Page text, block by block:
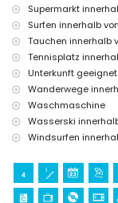
Tennis, Golf,
Kanufahren,
Windsurfen
entfernt)
Pferdereiten
Supermarkt
Surfen innerhalb
Tauchen innerhalb
Tennisplatz
Unterkunft
Wanderwege
Waschmaschine
Wasserski
Windsurfen